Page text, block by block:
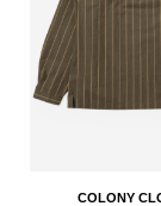
COLONY